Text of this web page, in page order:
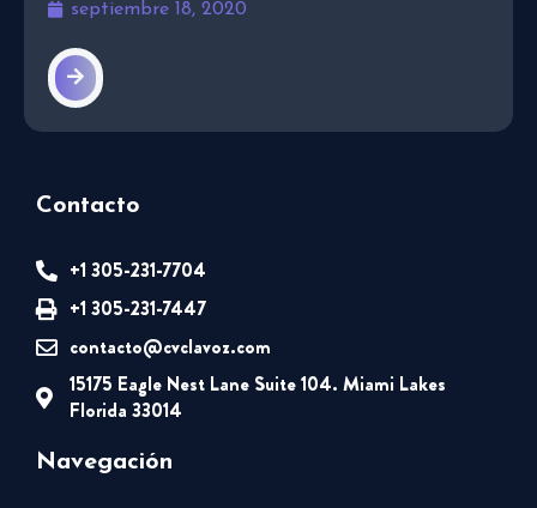
septiembre 18, 2020
Contacto
+1 305-231-7704
+1 305-231-7447
contacto@cvclavoz.com
15175 Eagle Nest Lane Suite 104. Miami Lakes
Florida 33014
Navegación